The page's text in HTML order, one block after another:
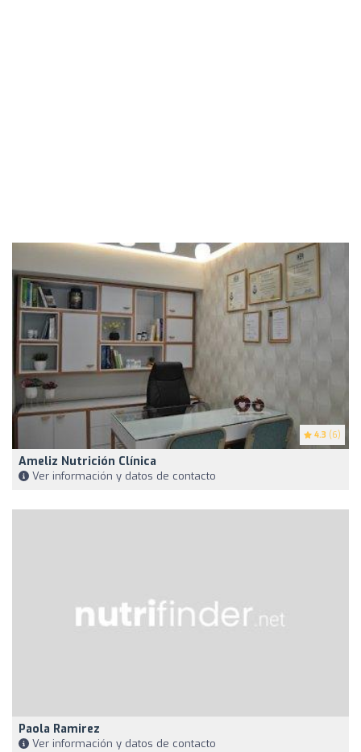
4.3 (6)
Ameliz Nutrición Clínica
Ver información y datos de contacto
Paola Ramirez
Ver información y datos de contacto